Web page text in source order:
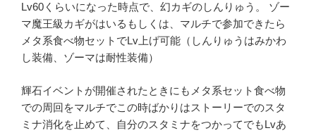
Lv60くらいになった時点で、幻カギのしんりゅう。 ゾー
マ魔王級カギがはいるもしくは、マルチで参加できたら
メタ系食べ物セットでLv上げ可能（しんりゅうはみかわ
し装備、ゾーマは耐性装備）
輝石イベントが開催されたときにもメタ系セット食べ物
での周回をマルチでこの時ばかりはストーリーでのスタ
ミナ消化を止めて、自分のスタミナをつかってでもLvあ